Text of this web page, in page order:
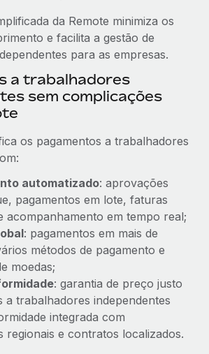
da Remote minimiza os
e facilita a gestão de
para as empresas.
a trabalhadores
sem complicações
os pagamentos a trabalhadores
automatizado: aprovações
pagamentos em lote, faturas
acompanhamento em tempo real;
: pagamentos em mais de
métodos de pagamento e
moedas;
: garantia de preço justo
a trabalhadores independentes
integrada com
regionais e contratos localizados.